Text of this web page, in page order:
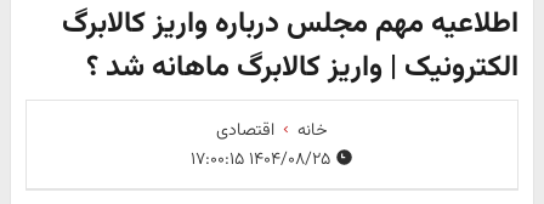
اطلاعیه مهم مجلس درباره واریز کالابرگ
الکترونیک | واریز کالابرگ ماهانه شد ؟
خانه
اقتصادی